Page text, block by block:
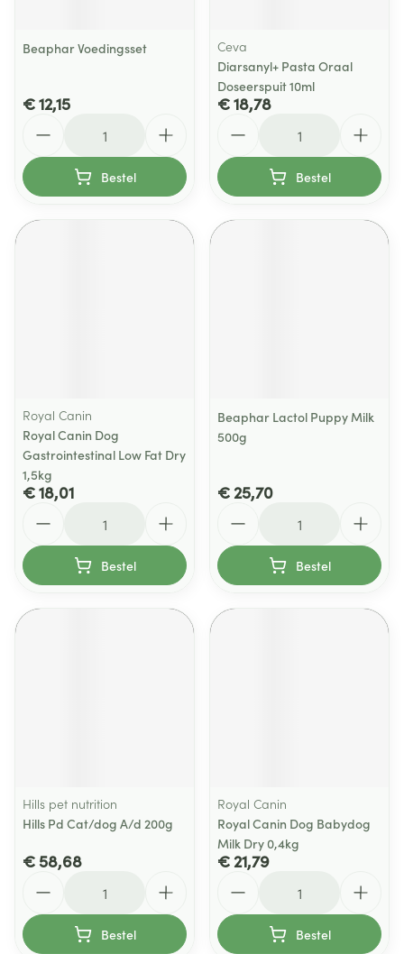
Beaphar Voedingsset
€ 12,15
Bestel
Ceva
Diarsanyl+ Pasta Oraal
Doseerspuit 10ml
€ 18,78
Bestel
Royal Canin
Royal Canin Dog
Gastrointestinal Low Fat Dry
1,5kg
€ 18,01
Bestel
Beaphar Lactol Puppy Milk
500g
€ 25,70
Bestel
Hills pet nutrition
Hills Pd Cat/dog A/d 200g
€ 58,68
Bestel
Royal Canin
Royal Canin Dog Babydog
Milk Dry 0,4kg
€ 21,79
Bestel